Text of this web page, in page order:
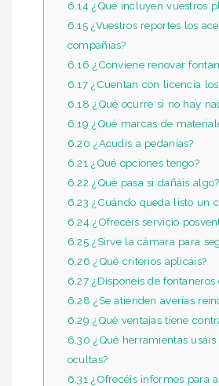
6.14 ¿Qué incluyen vuestros
6.15 ¿Vuestros reportes los
compañías?
6.16 ¿Conviene renovar
6.17 ¿Cuentan con licencia
6.18 ¿Qué ocurre si no hay
6.19 ¿Qué marcas de
6.20 ¿Acudís a pedanías?
6.21 ¿Qué opciones tengo?
6.22 ¿Qué pasa si dañáis algo?
6.23 ¿Cuándo queda listo un
6.24 ¿Ofrecéis servicio
6.25 ¿Sirve la cámara para
6.26 ¿Qué criterios aplicáis?
6.27 ¿Disponéis de fontaneros
6.28 ¿Se atienden averías
6.29 ¿Qué ventajas tiene
6.30 ¿Qué herramientas
ocultas?
6.31 ¿Ofrecéis informes para